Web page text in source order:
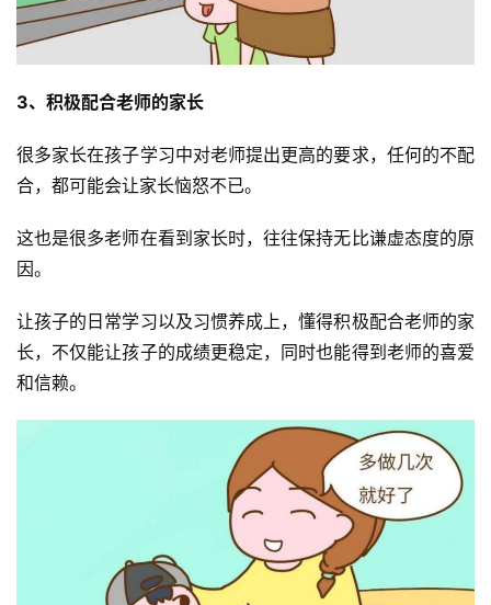
3、积极配合老师的家长
很多家长在孩子学习中对老师提出更高的要求，任何的不配
合，都可能会让家长恼怒不已。
这也是很多老师在看到家长时，往往保持无比谦虚态度的原
因。
让孩子的日常学习以及习惯养成上，懂得积极配合老师的家
长，不仅能让孩子的成绩更稳定，同时也能得到老师的喜爱
和信赖。